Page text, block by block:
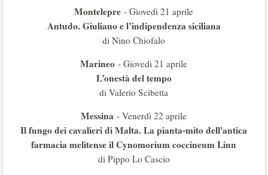
Montelepre - Giovedì 21 aprile
Antudo. Giuliano e l’indipendenza siciliana
di Nino Chiofalo
Marineo - Giovedì 21 aprile
L’onestà del tempo
di Valerio Scibetta
Messina - Venerdì 22 aprile
Il fungo dei cavalieri di Malta. La pianta-mito dell'antica
farmacia melitense il Cynomorium coccineum Linn
di Pippo Lo Cascio